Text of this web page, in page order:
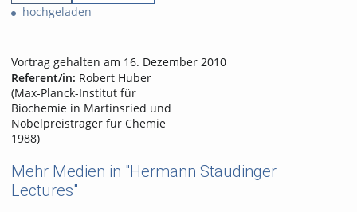
hochgeladen
Vortrag gehalten am 16. Dezember 2010
Referent/in: Robert Huber
(Max-Planck-Institut für
Biochemie in Martinsried und
Nobelpreisträger für Chemie
1988)
Mehr Medien in "Hermann Staudinger
Lectures"